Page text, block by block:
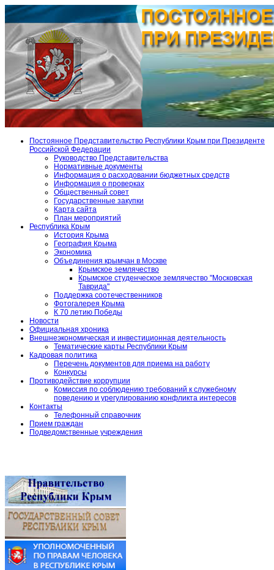
Постоянное Представительство Республики Крым при Президенте
Российской Федерации
Руководство Представительства
Нормативные документы
Информация о расходовании бюджетных средств
Информация о проверках
Общественный совет
Государственные закупки
Карта сайта
План мероприятий
Республика Крым
История Крыма
География Крыма
Экономика
Объединения крымчан в Москве
Крымское землячество
Крымское студенческое землячество "Московская
Таврида"
Поддержка соотечественников
Фотогалерея Крыма
К 70 летию Победы
Новости
Официальная хроника
Внешнеэкономическая и инвестиционная деятельность
Тематические карты Республики Крым
Кадровая политика
Перечень документов для приема на работу
Конкурсы
Противодействие коррупции
Комиссия по соблюдению требований к служебному
поведению и урегулированию конфликта интересов
Контакты
Телефонный справочник
Прием граждан
Подведомственные учреждения